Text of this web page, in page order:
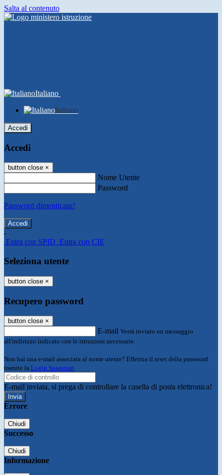
Salta al contenuto
Italiano
Italiano
Accedi
Accedi
button close ×
Nome Utente
Password
Password dimenticata?
-
Entra con SPID Entra con CIE
Seleziona utente
button close ×
Recupero password
button close ×
E-mail Verrà inviato un messaggio
all'indirizzo indicato con le istruzioni necessarie.
Non hai una e-mail associata al nome utente? Effettua il reset della password
tramite la Login Spaggiari
E-mail inviata, si prega di controllare la casella di posta elettronica!
Errore
Chiudi
Successo
Chiudi
Informazione